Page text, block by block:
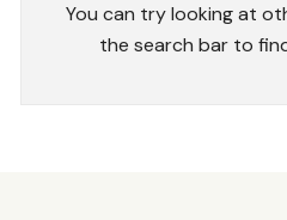
You can try looking at
the search bar to